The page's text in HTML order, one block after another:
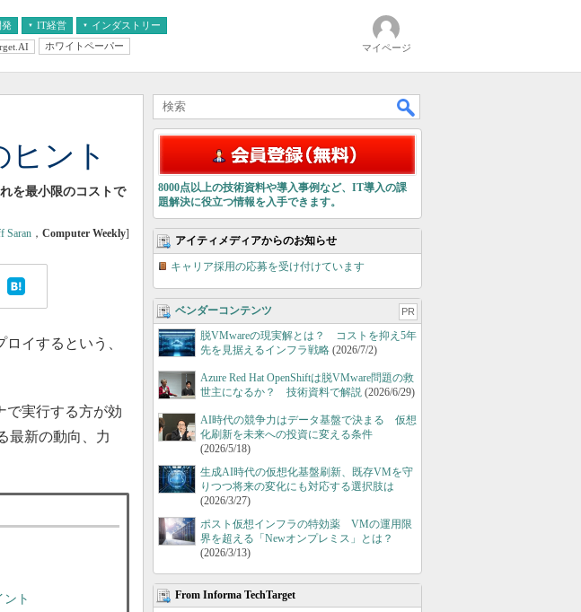
発 IT経営 インダストリー
ホワイトペーパー マイページ
ント
を最小限のコストで
Saran ， Computer Weekly]
イするという、
で実行する方が効
最新の動向、力
ント
8000点以上の技術資料や導入事例など、IT導入の課
題解決に役立つ情報を入手できます。
アイティメディアからのお知らせ
キャリア採用の応募を受け付けています
ベンダーコンテンツ PR
脱VMwareの現実解とは？ コストを抑え5年
先を見据えるインフラ戦略 (2026/7/2)
Azure Red Hat OpenShiftは脱VMware問題の救
世主になるか？ 技術資料で解説 (2026/6/29)
AI時代の競争力はデータ基盤で決まる 仮想
化刷新を未来への投資に変える条件
(2026/5/18)
生成AI時代の仮想化基盤刷新、既存VMを守
りつつ将来の変化にも対応する選択肢は
(2026/3/27)
ポスト仮想インフラの特効薬 VMの運用限
界を超える「Newオンプレミス」とは？
(2026/3/13)
From Informa TechTarget